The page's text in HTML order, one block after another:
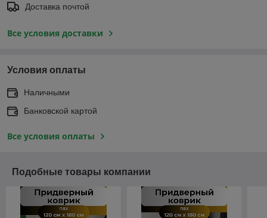
Доставка почтой
Все условия доставки
Условия оплаты
Наличными
Банковской картой
Все условия оплаты
Подобные товары компании